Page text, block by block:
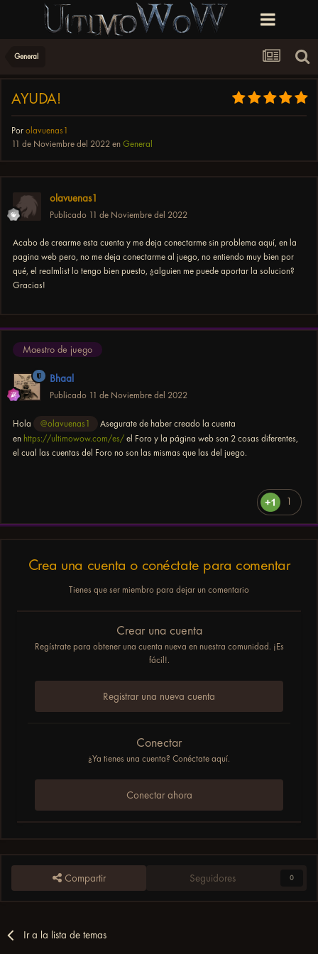
General
AYUDA!
Por olavuenas1
11 de Noviembre del 2022 en General
olavuenas1
Publicado 11 de Noviembre del 2022
Acabo de crearme esta cuenta y me deja conectarme sin problema aquí, en la
pagina web pero, no me deja conectarme al juego, no entiendo muy bien por
qué, el realmlist lo tengo bien puesto, ¿alguien me puede aportar la solucion?
Gracias!
Maestro de juego
Bhaal
Publicado 11 de Noviembre del 2022
Hola @olavuenas1
Asegurate de haber creado la cuenta
en https://ultimowow.com/es/ el Foro y la página web son 2 cosas diferentes,
el cual las cuentas del Foro no son las mismas que las del juego.
1
Crea una cuenta o conéctate para comentar
Tienes que ser miembro para dejar un comentario
Crear una cuenta
Regístrate para obtener una cuenta nueva en nuestra comunidad. ¡Es
fácil!.
Registrar una nueva cuenta
Conectar
¿Ya tienes una cuenta? Conéctate aquí.
Conectar ahora
Compartir Seguidores 0
Ir a la lista de temas